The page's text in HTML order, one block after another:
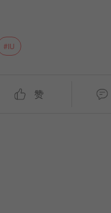
IU
赞